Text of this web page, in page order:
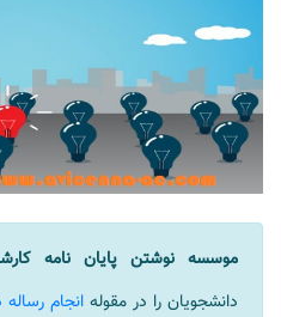
موسسه نوشتن پایان نامه
دانشجویان را در مقوله انجام